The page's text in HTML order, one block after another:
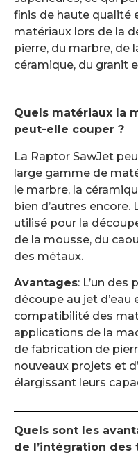
finis de haute qualité
matériaux lors de la
pierre, du marbre, de
céramique, du granit
Quels matériaux la
peut-elle couper ?
La Raptor SawJet
large gamme de
le marbre, la
bien d’autres
utilisé pour la
de la mousse, du
des métaux.
Avantages: L’un des
découpe au jet d’eau
compatibilité des
applications de la
de fabrication de
nouveaux projets et
élargissant leurs
Quels sont les
de l’intégration